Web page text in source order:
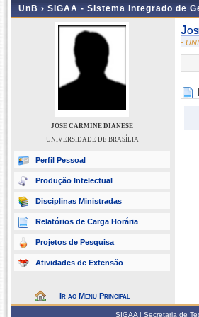
UnB › SIGAA - Sistema Integrado de
JOSE CARMINE DIANESE
UNIVERSIDADE DE BRASÍLIA
Perfil Pessoal
Produção Intelectual
Disciplinas Ministradas
Relatórios de Carga Horária
Projetos de Pesquisa
Atividades de Extensão
Ir ao Menu Principal
-
SIGAA | Secretaria de